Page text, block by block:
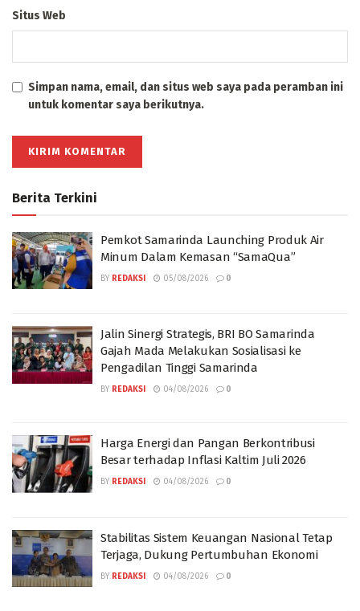
Situs Web
Simpan nama, email, dan situs web saya pada peramban ini
untuk komentar saya berikutnya.
Berita Terkini
Pemkot Samarinda Launching Produk Air
Minum Dalam Kemasan “SamaQua”
BY REDAKSI 05/08/2026 0
Jalin Sinergi Strategis, BRI BO Samarinda
Gajah Mada Melakukan Sosialisasi ke
Pengadilan Tinggi Samarinda
BY REDAKSI 04/08/2026 0
Harga Energi dan Pangan Berkontribusi
Besar terhadap Inflasi Kaltim Juli 2026
BY REDAKSI 04/08/2026 0
Stabilitas Sistem Keuangan Nasional Tetap
Terjaga, Dukung Pertumbuhan Ekonomi
BY REDAKSI 04/08/2026 0